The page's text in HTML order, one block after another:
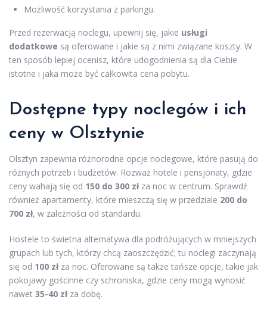
Możliwość korzystania z parkingu.
Przed rezerwacją noclegu, upewnij się, jakie usługi
dodatkowe są oferowane i jakie są z nimi związane koszty. W
ten sposób lepiej ocenisz, które udogodnienia są dla Ciebie
istotne i jaka może być całkowita cena pobytu.
Dostępne typy noclegów i ich
ceny w Olsztynie
Olsztyn zapewnia różnorodne opcje noclegowe, które pasują do
różnych potrzeb i budżetów. Rozważ hotele i pensjonaty, gdzie
ceny wahają się od 150 do 300 złza noc w centrum. Sprawdź
również apartamenty, które mieszczą się w przedziale 200 do
700 zł, w zależności od standardu.
Hostele to świetna alternatywa dla podróżujących w mniejszych
grupach lub tych, którzy chcą zaoszczędzić; tu noclegi zaczynają
się od 100 złza noc. Oferowane są także tańsze opcje, takie jak
pokojawy gościnne czy schroniska, gdzie ceny mogą wynosić
nawet 35-40 złza dobę.